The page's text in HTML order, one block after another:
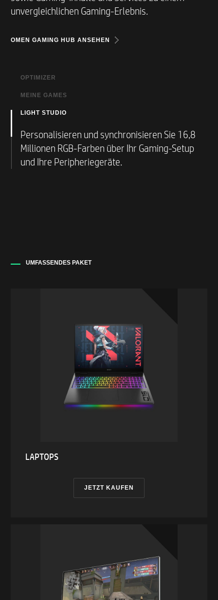
unvergleichlichen Gaming-Erlebnis.
OMEN GAMING HUB ANSEHEN
OPTIMIZER​
Für eine schnelle, optimale
Leistungssteigerung.
MEINE GAMES​
Greifen Sie an einem Ort auf all Ihre lokal
gespeicherten und Cloud-Spiele zu,
einschließlich über 100 kostenlos spielbarer
Titel – mit einem universellen Game-Launcher.
LIGHT STUDIO
Personalisieren und synchronisieren Sie 16,8
Millionen RGB-Farben über Ihr Gaming-Setup
und Ihre Peripheriegeräte.
UMFASSENDES PAKET
LAPTOPS
JETZT KAUFEN